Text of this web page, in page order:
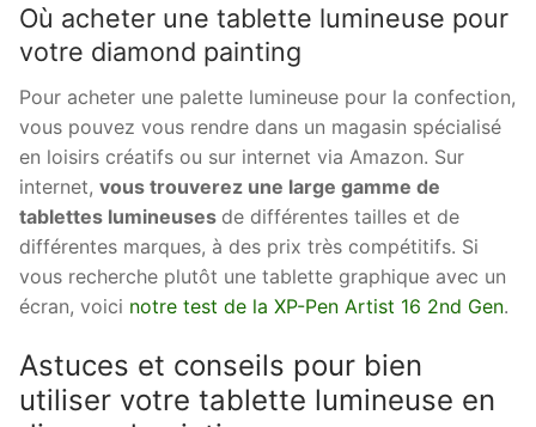
Où acheter une tablette lumineuse pour
votre diamond painting
Pour acheter une palette lumineuse pour la confection,
vous pouvez vous rendre dans un magasin spécialisé
en loisirs créatifs ou sur internet via Amazon. Sur
internet, vous trouverez une large gamme de
tablettes lumineuses de différentes tailles et de
différentes marques, à des prix très compétitifs. Si
vous recherche plutôt une tablette graphique avec un
écran, voici notre test de la XP-Pen Artist 16 2nd Gen.
Astuces et conseils pour bien
utiliser votre tablette lumineuse en